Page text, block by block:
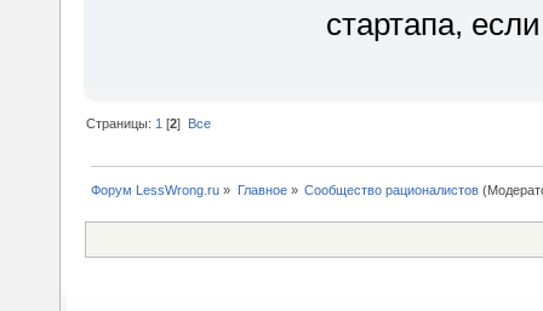
стартапа,
Страницы: 1 [2] Все
Форум LessWrong.ru » Главное» Сообщество рационалистов